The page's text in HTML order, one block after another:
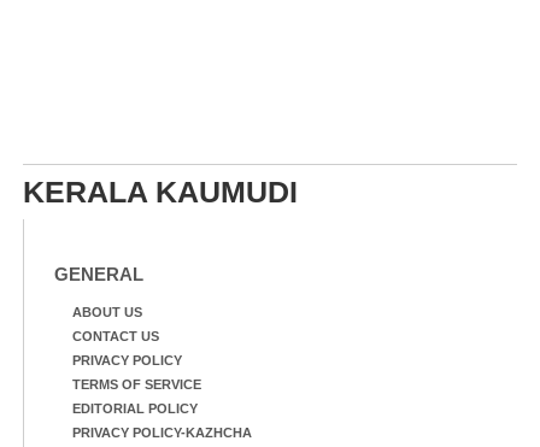
KERALA KAUMUDI
GENERAL
ABOUT US
CONTACT US
PRIVACY POLICY
TERMS OF SERVICE
EDITORIAL POLICY
PRIVACY POLICY-KAZHCHA